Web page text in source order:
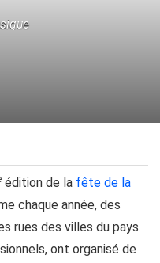
édition de la fête de la
chaque année, des
rues des villes du pays.
ont organisé de